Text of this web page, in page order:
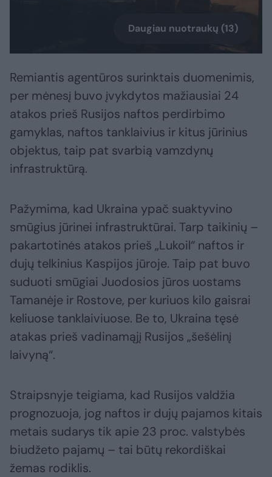
Daugiau nuotraukų (13)
Remiantis agentūros surinktais duomenimis,
per mėnesį buvo įvykdytos mažiausiai 24
atakos prieš Rusijos naftos perdirbimo
gamyklas, naftos tanklaivius ir kitus jūrinius
objektus, taip pat svarbią vamzdynų
infrastruktūrą.
Pažymima, kad Ukraina ypač suaktyvino
smūgius jūrinei infrastruktūrai. Tarp taikinių –
pakartotinės atakos prieš „Lukoil“ naftos ir
dujų telkinius Kaspijos jūroje. Taip pat buvo
suduoti smūgiai Juodosios jūros uostams
Tamanėje ir Rostove, per kuriuos kilo gaisrai
keliuose tanklaiviuose. Be to, Ukraina tęsė
atakas prieš vadinamąjį Rusijos „šešėlinį
laivyną“.
Straipsnyje teigiama, kad Rusijos valdžia
prognozuoja, jog naftos ir dujų pajamos kitais
metais sudarys tik apie 23 proc. valstybės
biudžeto pajamų – tai būtų rekordiškai
žemas rodiklis.